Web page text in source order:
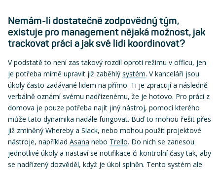
Nemám-li dostatečně zodpovědný tým,
existuje pro management nějaká možnost, jak
trackovat práci a jak své lidi koordinovat?
V podstatě to není zas takový rozdíl oproti režimu v officu, jen
je potřeba mírně upravit již zaběhlý systém. V kanceláři jsou
úkoly často zadávané lidem na přímo. Ti je zpracují a následně
verbálně oznámí svému nadřízenému, že je hotovo. Pro práci z
domova je pouze potřeba najít jiný nástroj, pomocí kterého
může tato dynamika nadále fungovat. Buď to mohou řešit přes
již zmíněný Whereby a Slack, nebo mohou použít projektové
nástroje, například Asana nebo Trello. Do nich se zanesou
jednotlivé úkoly a nastaví se notifikace či kontrolní časy tak, aby
se nadřízený dozvěděl, když je úkol splněn. Tento systém ale